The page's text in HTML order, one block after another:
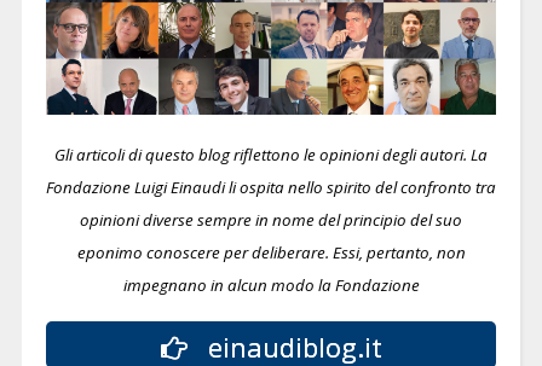
Gli articoli di questo blog riflettono le opinioni degli autori. La
Fondazione Luigi Einaudi li ospita nello spirito del confronto tra
opinioni diverse sempre in nome del principio del suo
eponimo conoscere per deliberare. Essi, pertanto, non
impegnano in alcun modo la Fondazione
einaudiblog.it